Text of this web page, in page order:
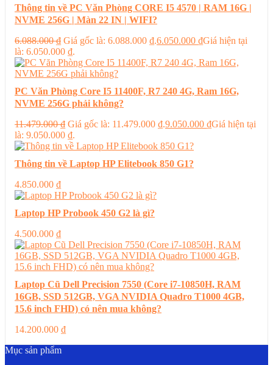
Thông tin về PC Văn Phòng CORE I5 4570 | RAM 16G |
NVME 256G | Màn 22 IN | WIFI?
6.088.000₫ Giá gốc là: 6.088.000 ₫.6.050.000 ₫Giá hiện tại
là: 6.050.000 ₫.
PC Văn Phòng Core I5 11400F, R7 240 4G, Ram 16G,
NVME 256G phải không?
11.479.000₫ Giá gốc là: 11.479.000 ₫.9.050.000 ₫Giá hiện tại
là: 9.050.000 ₫.
Thông tin về Laptop HP Elitebook 850 G1?
4.850.000 ₫
Laptop HP Probook 450 G2 là gì?
4.500.000 ₫
Laptop Cũ Dell Precision 7550 (Core i7-10850H, RAM
16GB, SSD 512GB, VGA NVIDIA Quadro T1000 4GB,
15.6 inch FHD) có nên mua không?
14.200.000 ₫
Mục sản phẩm